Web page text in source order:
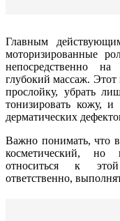
Главным
моторизированные
непосредственно
глубокий массаж.
прослойку, убрать
тонизировать кожу,
дерматических
Важно понимать, что
косметический,
относиться к
ответственно,